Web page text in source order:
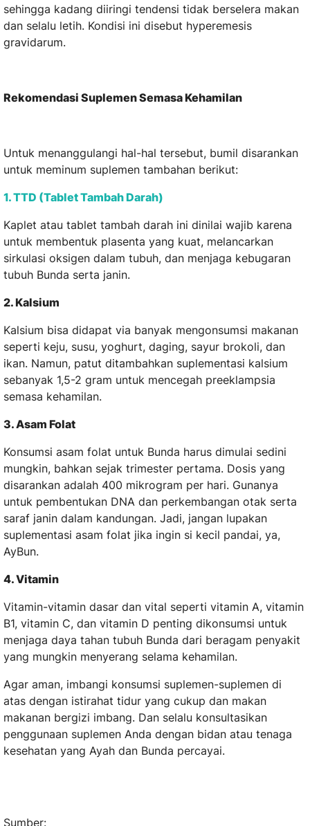
sehingga kadang diiringi tendensi tidak berselera makan
dan selalu letih. Kondisi ini disebut hyperemesis
gravidarum.
Rekomendasi Suplemen Semasa Kehamilan
Untuk menanggulangi hal-hal tersebut, bumil disarankan
untuk meminum suplemen tambahan berikut:
1. TTD (Tablet Tambah Darah)
Kaplet atau tablet tambah darah ini dinilai wajib karena
untuk membentuk plasenta yang kuat, melancarkan
sirkulasi oksigen dalam tubuh, dan menjaga kebugaran
tubuh Bunda serta janin.
2. Kalsium
Kalsium bisa didapat via banyak mengonsumsi makanan
seperti keju, susu, yoghurt, daging, sayur brokoli, dan
ikan. Namun, patut ditambahkan suplementasi kalsium
sebanyak 1,5-2 gram untuk mencegah preeklampsia
semasa kehamilan.
3. Asam Folat
Konsumsi asam folat untuk Bunda harus dimulai sedini
mungkin, bahkan sejak trimester pertama. Dosis yang
disarankan adalah 400 mikrogram per hari. Gunanya
untuk pembentukan DNA dan perkembangan otak serta
saraf janin dalam kandungan. Jadi, jangan lupakan
suplementasi asam folat jika ingin si kecil pandai, ya,
AyBun.
4. Vitamin
Vitamin-vitamin dasar dan vital seperti vitamin A, vitamin
B1, vitamin C, dan vitamin D penting dikonsumsi untuk
menjaga daya tahan tubuh Bunda dari beragam penyakit
yang mungkin menyerang selama kehamilan.
Agar aman, imbangi konsumsi suplemen-suplemen di
atas dengan istirahat tidur yang cukup dan makan
makanan bergizi imbang. Dan selalu konsultasikan
penggunaan suplemen Anda dengan bidan atau tenaga
kesehatan yang Ayah dan Bunda percayai.
Sumber: